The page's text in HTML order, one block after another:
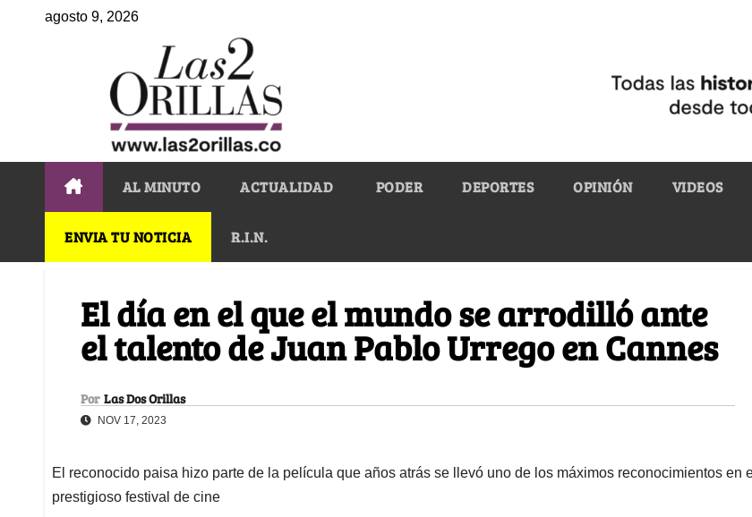
agosto 9, 2026
AL MINUTO ACTUALIDAD PODER DEPORTES OPINIÓN VIDEOS
ENVIA TU NOTICIA R.I.N.
El día en el que el mundo se arrodilló ante
el talento de Juan Pablo Urrego en Cannes
Por Las Dos Orillas
NOV 17, 2023
El reconocido paisa hizo parte de la película que años atrás se llevó uno de los máximos reconocimientos en
prestigioso festival de cine